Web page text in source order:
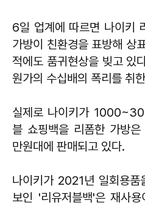
6일 업계에 따르면 나이키
가방이 친환경을 표방해 상
적에도 품귀현상을 빚고 있
원가의 수십배의 폭리를 취
실제로 나이키가
블 쇼핑백을 리폼한 가방
만원대에 판매되고 있다.
나이키가 2021년 일회용
보인 '리유저블백'은 재사